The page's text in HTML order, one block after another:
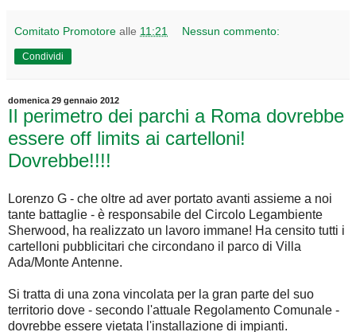
Comitato Promotore alle 11:21 Nessun commento:
Condividi
domenica 29 gennaio 2012
Il perimetro dei parchi a Roma dovrebbe
essere off limits ai cartelloni!
Dovrebbe!!!!
Lorenzo G - che oltre ad aver portato avanti assieme a noi
tante battaglie - è responsabile del Circolo Legambiente
Sherwood, ha realizzato un lavoro immane! Ha censito tutti i
cartelloni pubblicitari che circondano il parco di Villa
Ada/Monte Antenne.
Si tratta di una zona vincolata per la gran parte del suo
territorio dove - secondo l'attuale Regolamento Comunale -
dovrebbe essere vietata l'installazione di impianti.